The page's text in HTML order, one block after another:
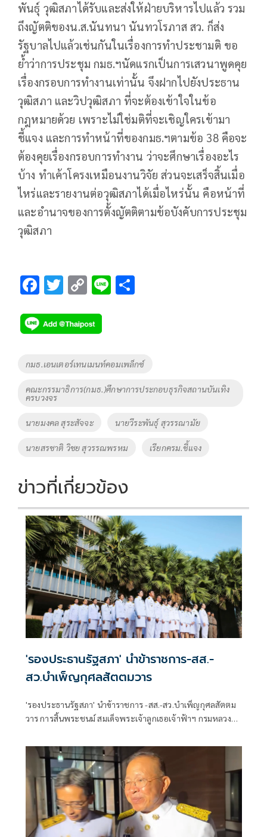
พันธุ์ วุฒิสภาได้รับและส่งให้ฝ่ายบริหารไปแล้ว รวม
ถึงญัตติของน.ส.นันทนา นันทวโรภาส สว. ก็ส่ง
รัฐบาลไปแล้วเช่นกันในเรื่องการทำประชามติ ขอ
ย้ำว่าการประชุม กมธ.ฯนัดแรกเป็นการเสวนาพูดคุย
เรื่องกรอบการทำงานเท่านั้น จึงฝากไปยังประธาน
วุฒิสภา และวิปวุฒิสภา ที่จะต้องเข้าใจในข้อ
กฎหมายด้วย เพราะไม่ใช่มติที่จะเชิญใครเข้ามา
ชี้แจง และการทำหน้าที่ของกมธ.ฯตามข้อ 38 คือจะ
ต้องคุยเรื่องกรอบการทำงาน ว่าจะศึกษาเรื่องอะไร
บ้าง ทำเค้าโครงเหมือนงานวิจัย ส่วนจะเสร็จสิ้นเมื่อ
ไหร่และรายงานต่อวุฒิสภาได้เมื่อไหร่นั้น คือหน้าที่
และอำนาจของการตั้งญัตติตามข้อบังคับการประชุม
วุฒิสภา
F
e
b
o
k
T
tt
er
C
p
y
Li
k
Li
Tags
กมธ.เอนเตอร์เทนเมนท์คอมเพล็กซ์
คณะกรรมาธิการ(กมธ.)ศึกษาการประกอบธุรกิจสถานบันเทิง
ครบวงจร
นายมงคล สุระสัจจะ นายวีระพันธุ์ สุวรรณามัย
นายสรชาติ วิชย สุวรรณพรหม เรียกครม.ชี้แจง
ข่าวที่เกี่ยวข้อง
'รองประธานรัฐสภา' นำข้าราชการ-สส.-
สว.บำเพ็ญกุศลสัตตมวาร
'รองประธานรัฐสภา' นำข้าราชการ -สส.-สว.บำเพ็ญกุศลสัตตม
วาร การสิ้นพระชนม์ สมเด็จพระเจ้าลูกเธอเจ้าฟ้าฯ กรมหลวง